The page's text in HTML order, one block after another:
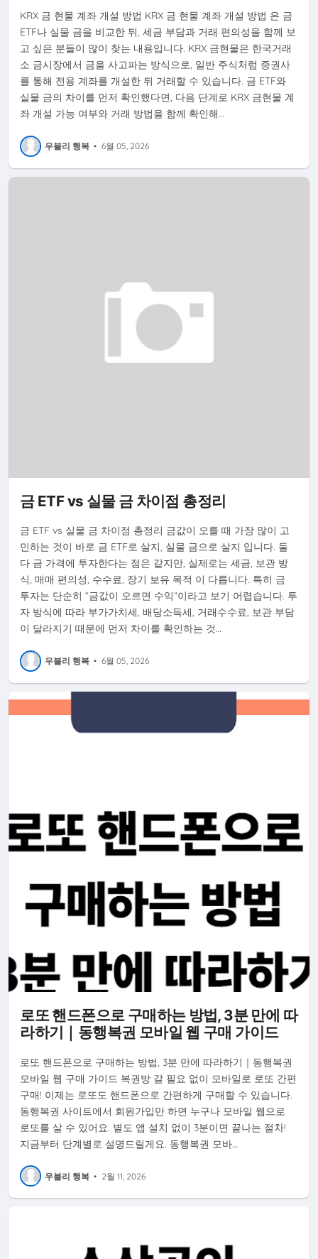
KRX 금 현물 계좌 개설 방법 KRX 금 현물 계좌 개설 방법 은 금
ETF나 실물 금을 비교한 뒤, 세금 부담과 거래 편의성을 함께 보
고 싶은 분들이 많이 찾는 내용입니다. KRX 금현물은 한국거래
소 금시장에서 금을 사고파는 방식으로, 일반 주식처럼 증권사
를 통해 전용 계좌를 개설한 뒤 거래할 수 있습니다. 금 ETF와
실물 금의 차이를 먼저 확인했다면, 다음 단계로 KRX 금현물 계
좌 개설 가능 여부와 거래 방법을 함께 확인해…
우블리 행복 • 6월 05, 2026
금 ETF vs 실물 금 차이점 총정리
금 ETF vs 실물 금 차이점 총정리 금값이 오를 때 가장 많이 고
민하는 것이 바로 금 ETF로 살지, 실물 금으로 살지 입니다. 둘
다 금 가격에 투자한다는 점은 같지만, 실제로는 세금, 보관 방
식, 매매 편의성, 수수료, 장기 보유 목적 이 다릅니다. 특히 금
투자는 단순히 “금값이 오르면 수익”이라고 보기 어렵습니다. 투
자 방식에 따라 부가가치세, 배당소득세, 거래수수료, 보관 부담
이 달라지기 때문에 먼저 차이를 확인하는 것…
우블리 행복 • 6월 05, 2026
로또 핸드폰으로 구매하는 방법, 3분 만에 따
라하기｜동행복권 모바일 웹 구매 가이드
로또 핸드폰으로 구매하는 방법, 3분 만에 따라하기｜동행복권
모바일 웹 구매 가이드 복권방 갈 필요 없이 모바일로 로또 간편
구매! 이제는 로또도 핸드폰으로 간편하게 구매할 수 있습니다.
동행복권 사이트에서 회원가입만 하면 누구나 모바일 웹으로
로또를 살 수 있어요. 별도 앱 설치 없이 3분이면 끝나는 절차!
지금부터 단계별로 설명드릴게요. 동행복권 모바…
우블리 행복 • 2월 11, 2026